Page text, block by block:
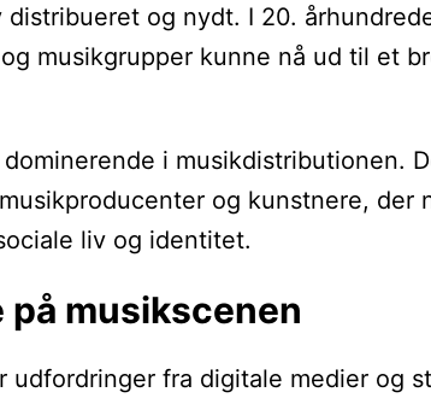
distribueret og nydt. I 20.
musikgrupper kunne nå ud til et
i
og kunstnere,
liv og identitet.
musikscenen
fra digitale medier